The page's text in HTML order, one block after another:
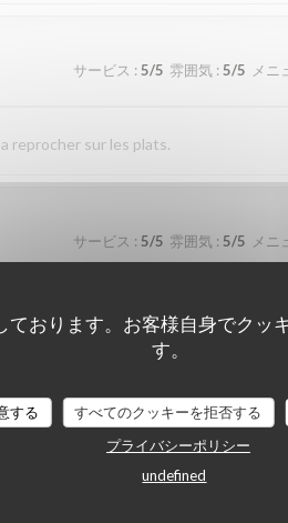
おります。お客様自身でクッ
す。
する すべてのクッキーを拒否する
プライバシーポリシー
undefined
サービス : 5/5 雰囲気: 5/5 メニ
reprocher sur les plats.
サービス : 5/5 雰囲気: 5/5 メニ
サービス:4/5 雰囲気:4/5 メニ
freundliches Personal Wir